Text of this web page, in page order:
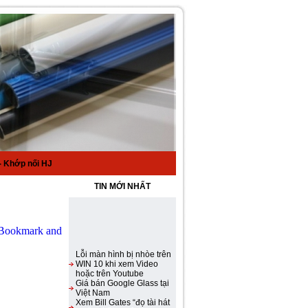
Khớp nối HJ
TIN MỚI NHẤT
hoặc trên Youtube
Giá bán Google Glass tại
Việt Nam
Xem Bill Gates “đọ tài hát
rap” với Steve Jobs
Samsung Galaxy S III ra